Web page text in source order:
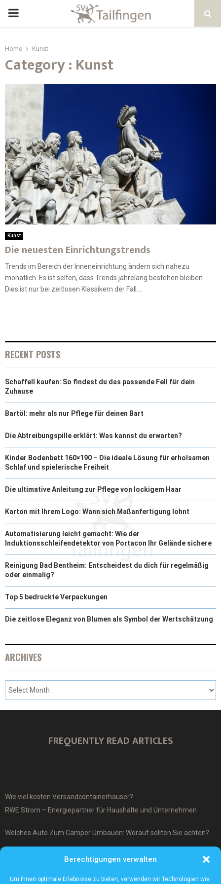
Berechtigungen verwalten
Um Ihnen optimale Erlebnisse zu bieten, verwenden wir Technologien wie
Home Kunst
Category : Kunst
Kunst
Die neuesten Einrichtungstrends
Trends im Bereich der Inneneinrichtung ändern sich nahezu
monatlich. Es ist selten, dass Trends jahrelang bestehen bleiben.
Dies ist nur bei zeitlosen Klassikern der Fall....
RECENT POSTS
Schaffell kaufen: So findest du das passende Fell für dein
Zuhause
Bartöl: mehr als nur Pflege für deinen Bart
Die Abtreibungspille erklärt: Was kannst du erwarten?
Kinder Bodenbett 160×190 – Die ideale Lösung für erholsamen
Schlaf und spielerische Freiheit
Die ultimative Anleitung zur Pflege von lockigem Haar
Karton mit Ihrem Logo: Wann sich Maßanfertigung lohnt
Automatisierung leicht gemacht: Wie der
Induktionsschleifendetektor von Portacon Ihr Gelände sichere
Reinigung Bad Bentheim: Entscheidest du dich für regelmäßig
oder einmalig?
Top 5 bedruckte Verpackungen
Die zeitlose Eleganz von Blumen als Symbol der Wertschätzung
ARCHIVES
FREQUENTLY READ ARTICLES
Wie viel kosten Versandcontainerhäuser?
RWE Strom – Energiepartner für Haushalte und Unternehmen
Welches Auto Zum Camper Umbauen: Worauf sollten Sie achten?
Was ist ein Cover-Up Tattoo?
Was macht ein Architekturmodellbauer?